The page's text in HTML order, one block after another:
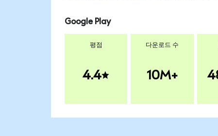
Google Play
평점
4.4
다운로드 수
10M+